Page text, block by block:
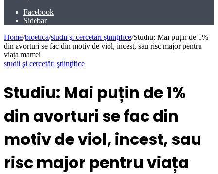
Facebook
Sidebar
Home/bioetică/studii şi cercetări ştiinţifice/Studiu: Mai puțin de 1%
din avorturi se fac din motiv de viol, incest, sau risc major pentru
viața mamei
studii şi cercetări ştiinţifice
Studiu: Mai puțin de 1%
din avorturi se fac din
motiv de viol, incest, sau
risc major pentru viața